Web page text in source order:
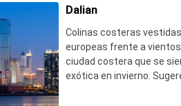
Dalian
Colinas costeras
europeas frente a
ciudad costera que se
exótica en invierno.